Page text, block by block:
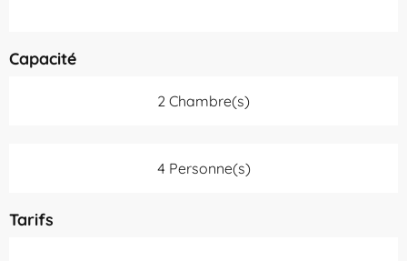
Capacité
2 Chambre(s)
4 Personne(s)
Tarifs